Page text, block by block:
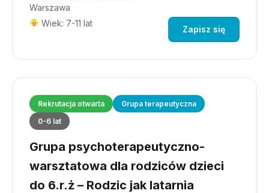
Warszawa
Wiek: 7-11 lat
Zapisz się
Rekrutacja otwarta
Grupa terapeutyczna
0-6 lat
Grupa psychoterapeutyczno-
warsztatowa dla rodziców dzieci
do 6.r.ż – Rodzic jak latarnia